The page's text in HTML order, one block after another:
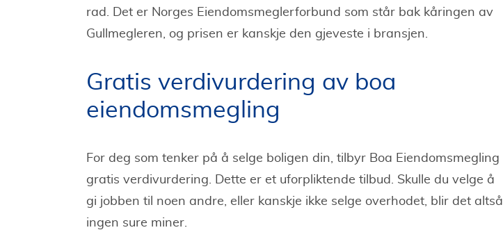
rad. Det er Norges Eiendomsmeglerforbund som står bak kåringen av
Gullmegleren, og prisen er kanskje den gjeveste i bransjen.
Gratis verdivurdering av boa
eiendomsmegling
For deg som tenker på å selge boligen din, tilbyr Boa Eiendomsmegling
gratis verdivurdering. Dette er et uforpliktende tilbud. Skulle du velge å
gi jobben til noen andre, eller kanskje ikke selge overhodet, blir det altså
ingen sure miner.